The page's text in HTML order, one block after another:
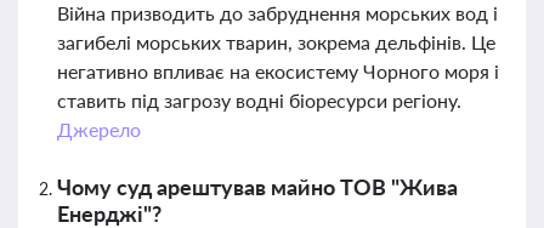
Війна призводить до забруднення морських вод і
загибелі морських тварин, зокрема дельфінів. Це
негативно впливає на екосистему Чорного моря і
ставить під загрозу водні біоресурси регіону.
Джерело
Чому суд арештував майно ТОВ "Жива
Енерджі"?